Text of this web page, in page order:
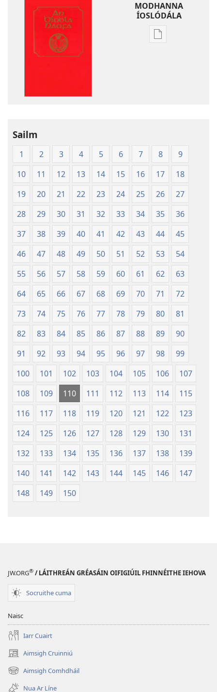
MODHANNA
ÍOSLÓDÁLA
Modhanna
Sailm
1 2 3 4 5 6 7 8
9
10
11 12 13 14 15 16 17
18
19
20 21 22 23 24 25 26
27
28
29 30 31 32 33 34 35
36
37
38 39 40 41 42 43 44
45
46
47 48 49 50 51 52 53
54
55
56 57 58 59 60 61 62
63
64
65 66 67 68 69 70 71
72
73
74 75 76 77 78 79 80
81
82
83 84 85 86 87 88 89
90
91
92 93 94 95 96 97 98
99
100
101 102 103 104 105 106
107
108
109 110 111 112 113 114
115
116
117 118 119 120 121 122
123
124
125 126 127 128 129 130
131
132
133 134 135 136 137 138
139
140
141 142 143 144 145 146
147
148
149 150
JW.ORG® / LÁITHREÁN GRÉASÁIN OIFIGIÚIL FHINNÉITHE IEHOVA
Socruithe cuma
Naisc
Iarr Cuairt
Aimsigh Cruinniú
(opens
new
window)
Aimsigh Comhdháil
(opens
new Nua Ar Líne